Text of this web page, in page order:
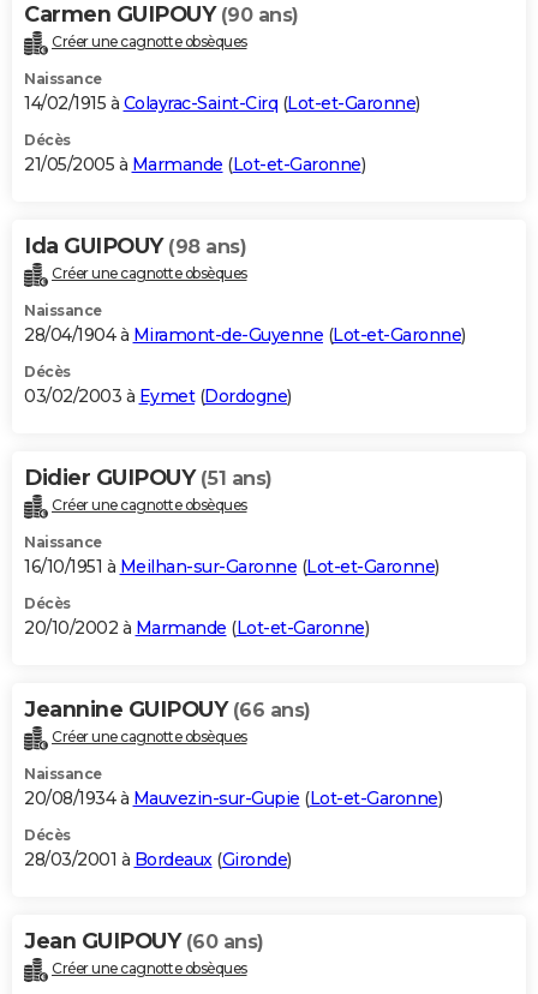
Carmen GUIPOUY (90 ans)
Créer une cagnotte obsèques
Naissance
14/02/1915 à Colayrac-Saint-Cirq (Lot-et-Garonne)
Décès
21/05/2005 à Marmande (Lot-et-Garonne)
Ida GUIPOUY (98 ans)
Créer une cagnotte obsèques
Naissance
28/04/1904 à Miramont-de-Guyenne (Lot-et-Garonne)
Décès
03/02/2003 à Eymet(Dordogne)
Didier GUIPOUY (51 ans)
Créer une cagnotte obsèques
Naissance
16/10/1951 à Meilhan-sur-Garonne (Lot-et-Garonne)
Décès
20/10/2002 à Marmande (Lot-et-Garonne)
Jeannine GUIPOUY (66 ans)
Créer une cagnotte obsèques
Naissance
20/08/1934 à Mauvezin-sur-Gupie (Lot-et-Garonne)
Décès
28/03/2001 à Bordeaux(Gironde)
Jean GUIPOUY (60 ans)
Créer une cagnotte obsèques